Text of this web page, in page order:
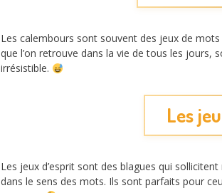
Les calembours sont souvent des jeux de
que l’on retrouve dans la vie de tous les jours,
irrésistible.
Les
Les jeux d’esprit sont des blagues qui
dans le sens des mots. Ils sont parfaits pour